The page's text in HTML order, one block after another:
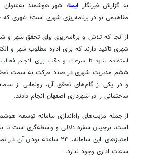
به گزارش خبرنگار ایمنا، شهر هوشمند
مفاهیمی نو در برنامه‌ریزی شهری است؛ شهری
از آنجا که تلاش و برنامه‌ریزی برای تحقق شهر و
شهری تاکید دارند که برای اداره مطلوب شهر و
استفاده شود تا سرعت و دقت برای انجام
ششم مدیریت شهری در صدد حرکت به سمت تحقق
و در یکی از گام‌های تحقق آن، رونمایی از
ساختمانی را در شهرداری اصفهان انجام دادند.
از جمله مزیت‌های راه‌اندازی سامانه توسعه
است، برچیدن سفره دلالی و واسطه‌گری است تا
امتیازهای این سامانه،
ساعات اداری وجود ندارد.
اربعین در
خدمات گسترده شهرداری
زائران اربعین